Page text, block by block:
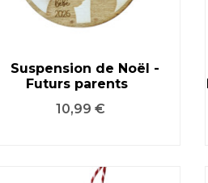
Suspension de Noël -
Futurs parents
Prix
10,99 €
VOIR LE PRODUIT